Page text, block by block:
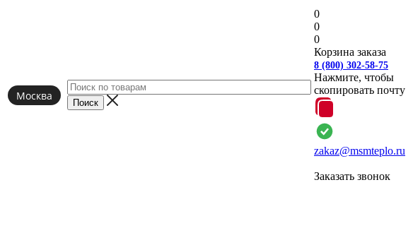
Москва
0
0
0
Корзина заказа
8 (800) 302-58-75
Нажмите, чтобы
скопировать почту
zakaz@msmteplo.ru
Заказать звонок